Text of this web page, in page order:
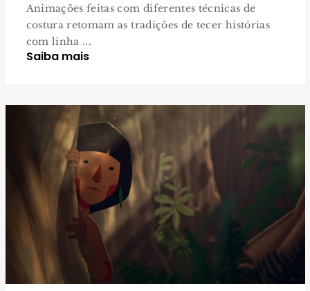
Animações feitas com diferentes técnicas de
costura retomam as tradições de tecer histórias
com linha ...
Saiba mais